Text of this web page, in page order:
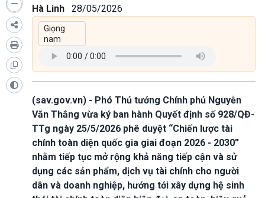
Hà Linh 28/05/2026
(sav.gov.vn) - Phó Thủ tướng Chính phủ Nguyễn
Văn Thắng vừa ký ban hành Quyết định số 928/QĐ-
TTg ngày 25/5/2026 phê duyệt “Chiến lược tài
chính toàn diện quốc gia giai đoạn 2026 - 2030”
nhằm tiếp tục mở rộng khả năng tiếp cận và sử
dụng các sản phẩm, dịch vụ tài chính cho người
dân và doanh nghiệp, hướng tới xây dựng hệ sinh